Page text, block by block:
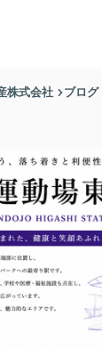
株式会社 ブログ